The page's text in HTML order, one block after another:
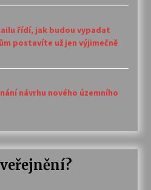
řídí, jak budou vypadat
postavíte už jen výjimečně
návrhu nového územního